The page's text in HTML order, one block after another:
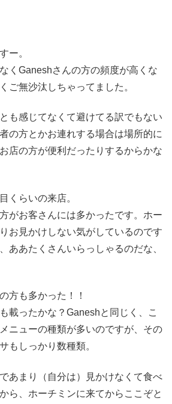
ー。
くGaneshさんの方の頻度が高くな
ご無沙汰しちゃってました。
も感じてなくて避けてる訳でもない
の方とかお連れする場合は場所的に
店の方が便利だったりするからかな
くらいの来店。
がお客さんには多かったです。ホー
お見かけしない気がしているのです
ああたくさんいらっしゃるのだな、
方も多かった！！
載ったかな？Ganeshと同じく、こ
ニューの種類が多いのですが、その
もしっかり数種類。
あまり（自分は）見かけなくて食べ
ら、ホーチミンに来てからここぞと